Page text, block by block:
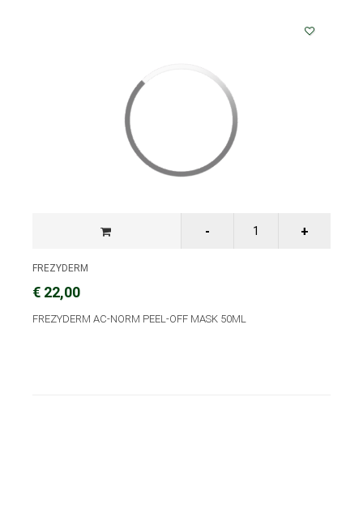
FREZYDERM
€ 22,00
FREZYDERM AC-NORM PEEL-OFF MASK 50ML